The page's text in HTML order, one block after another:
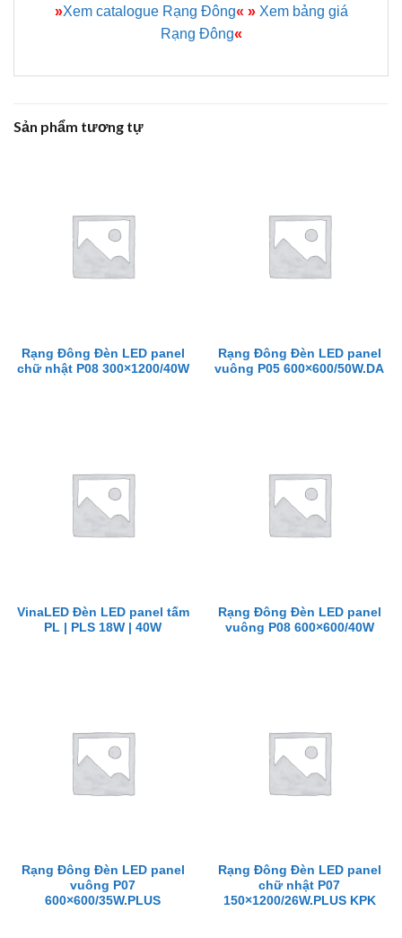
»Xem catalogue Rạng Đông« »Xem bảng giá
Rạng Đông«
Sản phẩm tương tự
Rạng Đông Đèn LED panel
chữ nhật P08 300×1200/40W
Rạng Đông Đèn LED panel
vuông P05 600×600/50W.DA
VinaLED Đèn LED panel tấm
PL | PLS 18W | 40W
Rạng Đông Đèn LED panel
vuông P08 600×600/40W
Rạng Đông Đèn LED panel
vuông P07
600×600/35W.PLUS
Rạng Đông Đèn LED panel
chữ nhật P07
150×1200/26W.PLUS KPK